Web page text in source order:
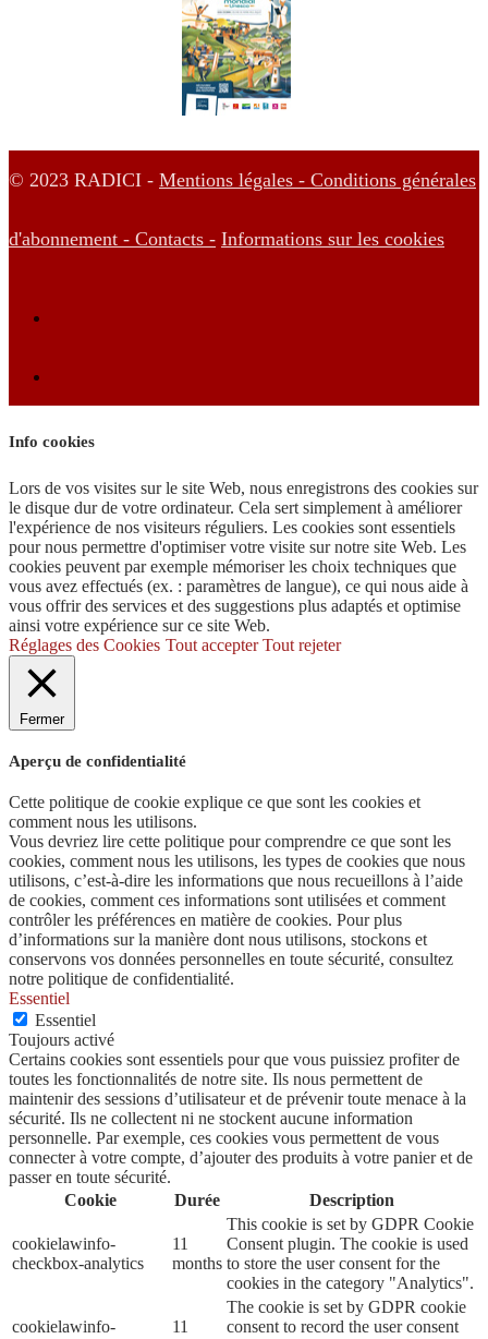
© 2023 RADICI - Mentions légales - Conditions générales
d'abonnement - Contacts - Informations sur les cookies
Info cookies
Lors de vos visites sur le site Web, nous enregistrons des cookies sur
le disque dur de votre ordinateur. Cela sert simplement à améliorer
l'expérience de nos visiteurs réguliers. Les cookies sont essentiels
pour nous permettre d'optimiser votre visite sur notre site Web. Les
cookies peuvent par exemple mémoriser les choix techniques que
vous avez effectués (ex. : paramètres de langue), ce qui nous aide à
vous offrir des services et des suggestions plus adaptés et optimise
ainsi votre expérience sur ce site Web.
Réglages des Cookies Tout accepter Tout rejeter
Fermer
Aperçu de confidentialité
Cette politique de cookie explique ce que sont les cookies et
comment nous les utilisons.
Vous devriez lire cette politique pour comprendre ce que sont les
cookies, comment nous les utilisons, les types de cookies que nous
utilisons, c’est-à-dire les informations que nous recueillons à l’aide
de cookies, comment ces informations sont utilisées et comment
contrôler les préférences en matière de cookies. Pour plus
d’informations sur la manière dont nous utilisons, stockons et
conservons vos données personnelles en toute sécurité, consultez
notre politique de confidentialité.
Essentiel
Essentiel
Toujours activé
Certains cookies sont essentiels pour que vous puissiez profiter de
toutes les fonctionnalités de notre site. Ils nous permettent de
maintenir des sessions d’utilisateur et de prévenir toute menace à la
sécurité. Ils ne collectent ni ne stockent aucune information
personnelle. Par exemple, ces cookies vous permettent de vous
connecter à votre compte, d’ajouter des produits à votre panier et de
passer en toute sécurité.
Cookie
Durée Description
cookielawinfo-
checkbox-analytics
11
months
This cookie is set by GDPR Cookie
Consent plugin. The cookie is used
to store the user consent for the
cookies in the category "Analytics".
cookielawinfo-
11
The cookie is set by GDPR cookie
consent to record the user consent